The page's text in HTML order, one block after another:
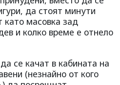
да стоят минути
като масовка зад
и колко време е отнело
се качат в кабината на
(незнайно от кого